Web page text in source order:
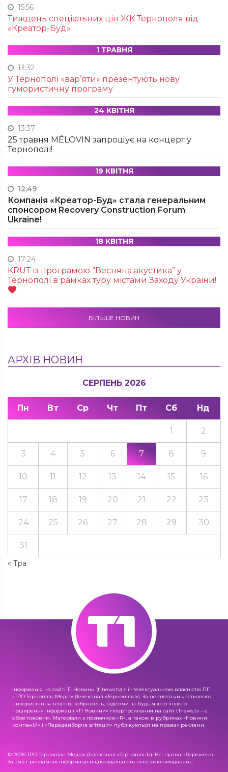
15:56
Тиждень спеціальних цін ЖК Тернополя від
«Креатор-Буд»
1 ТРАВНЯ
13:32
У Тернополі «вар’яти» презентують нову
гумористичну програму
24 КВІТНЯ
13:37
25 травня MÉLOVIN запрошує на концерт у
Тернополі!
19 КВІТНЯ
12:49
Компанія «Креатор-Буд» стала генеральним
спонсором Recovery Construction Forum
Ukraine!
18 КВІТНЯ
17:24
KRUТ із програмою “Весняна акустика” у
Тернополі в рамках туру містами Заходу України!
БІЛЬШЕ НОВИН
АРХІВ НОВИН
СЕРПЕНЬ 2026
Пн Вт Ср Чт Пт Сб Нд
« Тра
1 2
3 4 5 6 7 8 9
10 11 12 13 14 15 16
17 18 19 20 21 22 23
24 25 26 27 28 29 30
31
Інформація на сайті Т1 Новини (t1news.tv) є інтелектуальною власністю ПП
«ТРО Тернопіль-Медіа» (Телеканал «Тернопіль1»). За повного чи часткового
використання текстів, зображень, відео чи за будь-якого іншого
поширення інформації «Т1 Новини» гіперпосилання на сайт t1news.tv – є
обов'язковим. Матеріали з позначкою «R», а також в рубриках «Новини
компаній» і «Передвиборча агітація» публікуються на правах реклами.
© 2026 ТРО Тернопіль-Медіа» (Телеканал «Тернопіль1»). Всі права збережено.
За зміст рекламної інформації відповідальність несе рекламодавець.